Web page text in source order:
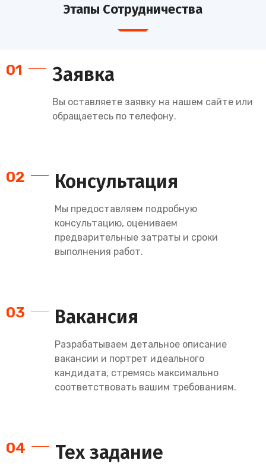
Этапы Сотрудничества
01 Заявка
Вы оставляете заявку на нашем сайте или
обращаетесь по телефону.
02 Консультация
Мы предоставляем подробную
консультацию, оцениваем
предварительные затраты и сроки
выполнения работ.
03 Вакансия
Разрабатываем детальное описание
вакансии и портрет идеального
кандидата, стремясь максимально
соответствовать вашим требованиям.
04 Тех задание